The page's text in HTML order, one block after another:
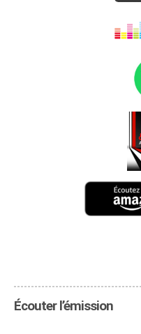
Écouter l’émission